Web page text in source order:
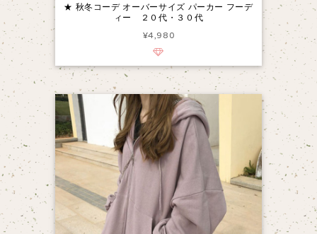
★ 秋冬コーデ オーバーサイズ パーカー フーデ
ィー ２０代・３０代
¥4,980